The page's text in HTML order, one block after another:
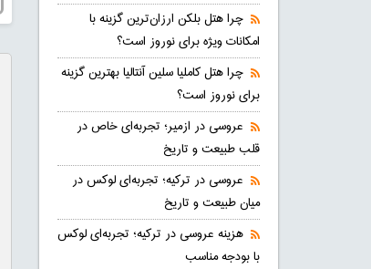
چرا هتل بلکن ارزان‌ترین گزینه با
امکانات ویژه برای نوروز است؟
چرا هتل کاملیا سلین آنتالیا بهترین گزینه
برای نوروز است؟
عروسی در ازمیر؛ تجربه‌ای خاص در
قلب طبیعت و تاریخ
عروسی در ترکیه؛ تجربه‌ای لوکس در
میان طبیعت و تاریخ
هزینه عروسی در ترکیه؛ تجربه‌ای لوکس
با بودجه مناسب